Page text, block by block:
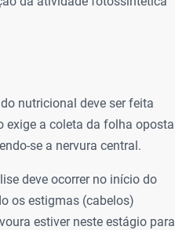
nutricional deve ser feita
exige a coleta da folha oposta
se a nervura central.
deve ocorrer no início do
os estigmas (cabelos)
estiver neste estágio para